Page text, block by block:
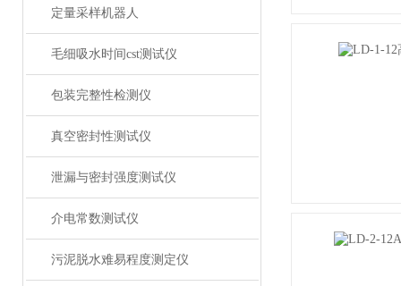
定量采样机器人
毛细吸水时间cst测试仪
包装完整性检测仪
真空密封性测试仪
泄漏与密封强度测试仪
介电常数测试仪
污泥脱水难易程度测定仪